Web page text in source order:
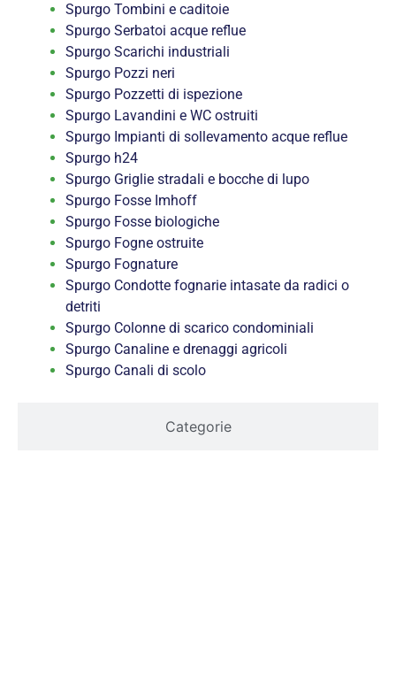
Categorie
Spurgo Tombini e caditoie
Spurgo Serbatoi acque reflue
Spurgo Scarichi industriali
Spurgo Pozzi neri
Spurgo Pozzetti di ispezione
Spurgo Lavandini e WC ostruiti
Spurgo Impianti di sollevamento acque reflue
Spurgo h24
Spurgo Griglie stradali e bocche di lupo
Spurgo Fosse Imhoff
Spurgo Fosse biologiche
Spurgo Fogne ostruite
Spurgo Fognature
Spurgo Condotte fognarie intasate da radici o
detriti
Spurgo Colonne di scarico condominiali
Spurgo Canaline e drenaggi agricoli
Spurgo Canali di scolo